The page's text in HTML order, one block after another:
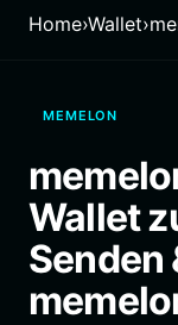
Français
繁體中文
Bahasa Indonesia
ภาษาไทย
हिन्दी
Español
Português (Brasil)
Home›Wallet›
MEMELON
Wallet
Senden